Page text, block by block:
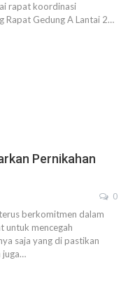
rapat koordinasi
Rapat Gedung A Lantai 2…
Pernikahan
0
berkomitmen dalam
untuk mencegah
saja yang di pastikan
juga…